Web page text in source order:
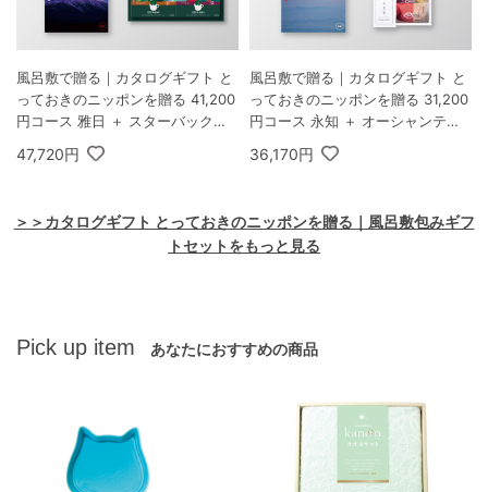
風呂敷で贈る｜カタログギフト と
っておきのニッポンを贈る 41,200
円コース 雅日 ＋ スターバックス
オリガミ パーソナルドリップ コー
ヒーギフトB
47,720円
風呂敷で贈る｜カタログギフト と
っておきのニッポンを贈る 31,200
円コース 永知 ＋ オーシャンテー
ル 極バームセット A
36,170円
＞＞カタログギフト とっておきのニッポンを贈る｜風呂敷包みギフ
トセットをもっと見る
Pick up item あなたにおすすめの商品